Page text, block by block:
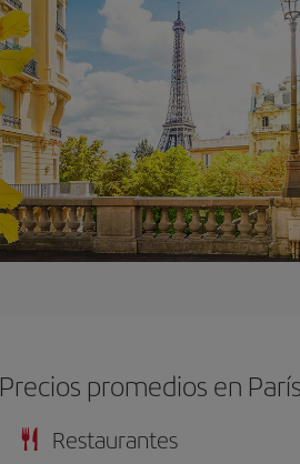
Precios promedios en París
Restaurantes